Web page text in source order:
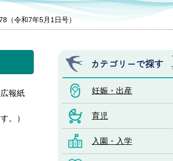
（令和7年5月1日号）
報紙
。）
カテゴリーで探す
妊娠・出産
育児
入園・入学